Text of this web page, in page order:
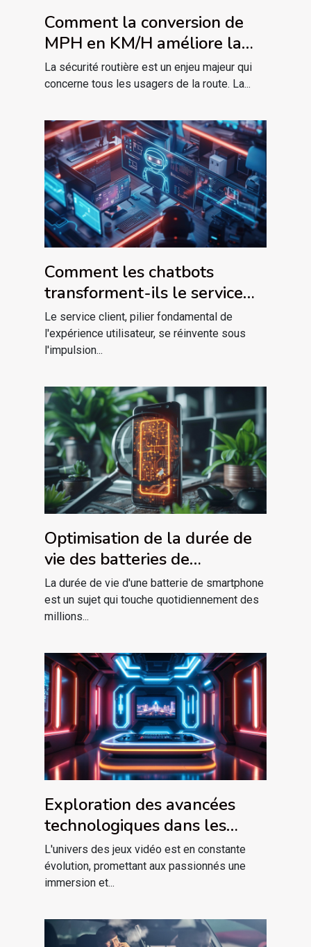
Comment la conversion de
MPH en KM/H améliore la
sécurité routière
La sécurité routière est un enjeu majeur qui
concerne tous les usagers de la route. La...
Comment les chatbots
transforment-ils le service
client dans le marketing
digital ?
Le service client, pilier fondamental de
l'expérience utilisateur, se réinvente sous
l'impulsion...
Optimisation de la durée de
vie des batteries de
smartphone conseils
pratiques et mythes
démystifiés
La durée de vie d'une batterie de smartphone
est un sujet qui touche quotidiennement des
millions...
Exploration des avancées
technologiques dans les
plateformes de jeu modernes
L'univers des jeux vidéo est en constante
évolution, promettant aux passionnés une
immersion et...